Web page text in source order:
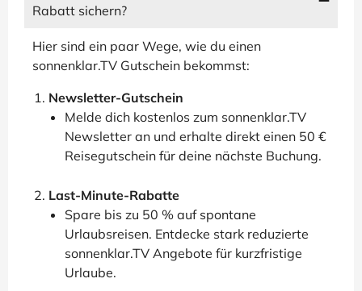
Rabatt sichern?
Hier sind ein paar Wege, wie du einen
sonnenklar.TV Gutschein bekommst:
Newsletter-Gutschein
Melde dich kostenlos zum sonnenklar.TV
Newsletter an und erhalte direkt einen 50 €
Reisegutschein für deine nächste Buchung.
Last-Minute-Rabatte
Spare bis zu 50 % auf spontane
Urlaubsreisen. Entdecke stark reduzierte
sonnenklar.TV Angebote für kurzfristige
Urlaube.